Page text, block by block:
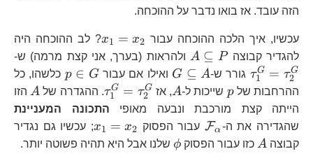
הזה עובד. אז בואו נדבר על ההוכחה.
עכשיו, איך הלכה ההוכחה עבור
x_{1}=x_{2}
x1 = x2
? לב ההוכחה היה
להגדיר קבוצה
A\subseteq
P
A ⊆ P ולהראות (בערך, אני קצת מרמה) ש-
τ1
G = τ2
G גורר ש- G\subseteq
A
G ⊆ A ואילו אם עבור
p\in
G
p ∈ G
כלשהו, כל
ההרחבות של
p p שייכות ל- A A, אז τ1
G = τ2
G . ההגדרה של A
A הזו
הייתה קצת מורכבת ונבעה מאופי התכונה המעניינת
שהגדירה את ה-\mathcal{F}_{\alpha}
Fα עבור הפסוק x_{1}=x_{2}
x1 = x2
; עכשיו גם נגדיר
קבוצה
A A כזו עבור הפסוק \phi ϕ שלנו אבל היא תהיה פשוטה יותר.